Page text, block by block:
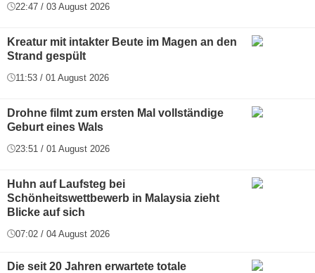
22:47 / 03 August 2026
Kreatur mit intakter Beute im Magen an den
Strand gespült
11:53 / 01 August 2026
Drohne filmt zum ersten Mal vollständige
Geburt eines Wals
23:51 / 01 August 2026
Huhn auf Laufsteg bei
Schönheitswettbewerb in Malaysia zieht
Blicke auf sich
07:02 / 04 August 2026
Die seit 20 Jahren erwartete totale